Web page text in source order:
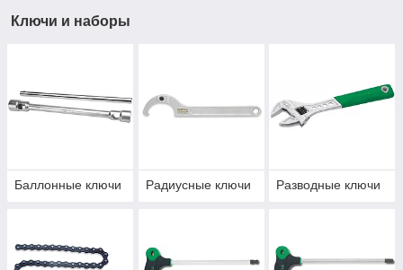
Ключи и наборы
Баллонные ключи Радиусные ключи Разводные ключи